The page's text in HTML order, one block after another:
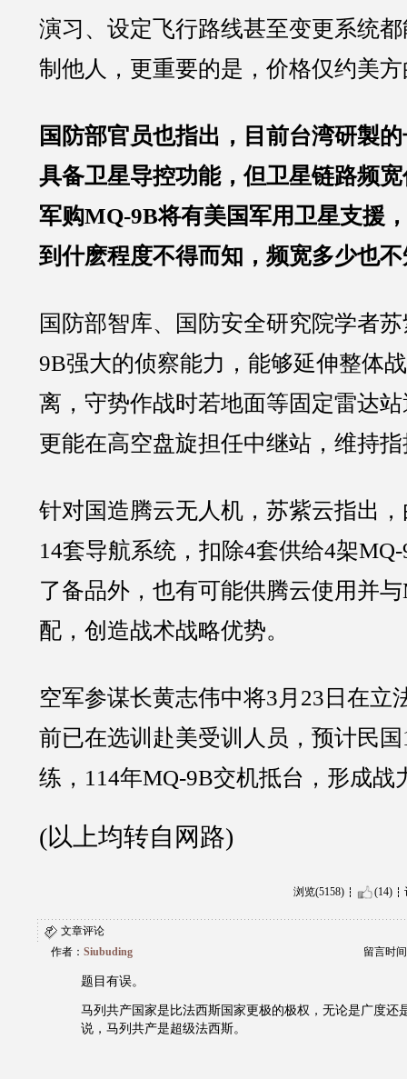
演习、设定飞行路线甚至变更系统
制他人，更重要的是，价格仅约美
国防部官员也指出，目前台湾研製
具备卫星导控功能，但卫星链路频
军购MQ-9B将有美国军用卫星支援
到什麽程度不得而知，频宽多少也
国防部智库、国防安全研究院学者
9B强大的侦察能力，能够延伸整体
离，守势作战时若地面等固定雷达
更能在高空盘旋担任中继站，维持
针对国造腾云无人机，苏紫云指出
14套导航系统，扣除4套供给4架
了备品外，也有可能供腾云使用并
配，创造战术战略优势。
空军参谋长黄志伟中将3月23日在立
前已在选训赴美受训人员，预计民
练，114年MQ-9B交机抵台，形成战
(以上均转自网路)
浏览(5158) (14)
文章评论
作者： Siubuding 留言时
题目有误。
马列共产国家是比法西斯国家更极的极权，无论是广度还
说，马列共产是超级法西斯。